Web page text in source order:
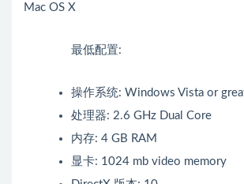
Mac OS X
最低配置:
操作系统: Windows Vista or
处理器: 2.6 GHz Dual Core
内存: 4 GB RAM
显卡: 1024 mb video memory